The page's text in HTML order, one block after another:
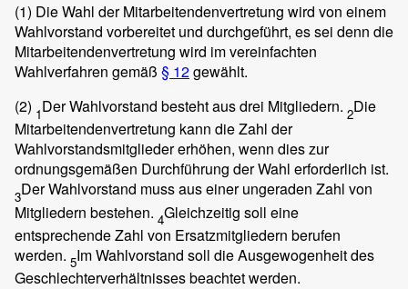
(1) Die Wahl der Mitarbeitendenvertretung wird von einem
Wahlvorstand vorbereitet und durchgeführt, es sei denn die
Mitarbeitendenvertretung wird im vereinfachten
Wahlverfahren gemäß § 12gewählt.
(2) 1Der Wahlvorstand besteht aus drei Mitgliedern. 2Die
Mitarbeitendenvertretung kann die Zahl der
Wahlvorstandsmitglieder erhöhen, wenn dies zur
ordnungsgemäßen Durchführung der Wahl erforderlich ist.
3Der Wahlvorstand muss aus einer ungeraden Zahl von
Mitgliedern bestehen. 4Gleichzeitig soll eine
entsprechende Zahl von Ersatzmitgliedern berufen
werden. 5Im Wahlvorstand soll die Ausgewogenheit des
Geschlechterverhältnisses beachtet werden.